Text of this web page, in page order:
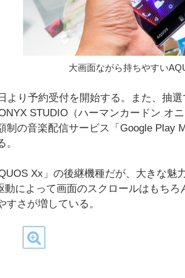
大画面ながら持ちやすい
より予約受付を開始する。また、抽
ONYX STUDIO（ハーマンカードン オ
制の音楽配信サービス「Google Play
Xx」の後継機種だが、大きな魅
動によって画面のスクロールはもち
さが増している。